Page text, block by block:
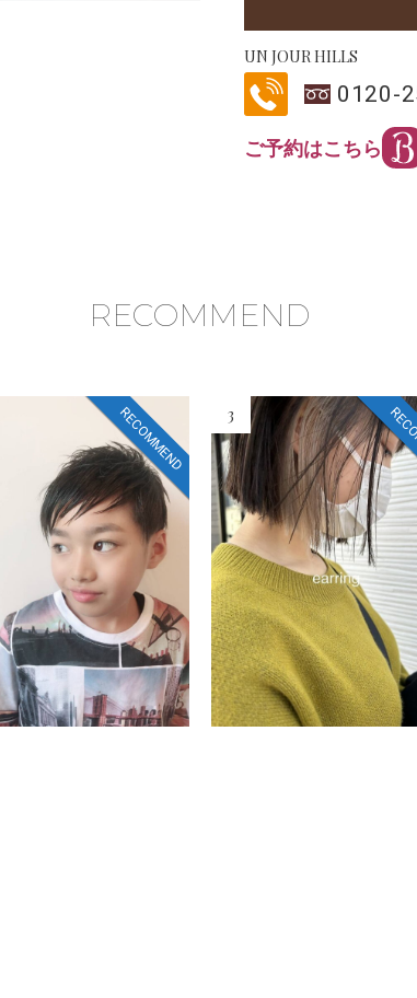
UN JOUR HILLS
0120-
ご予約はこちら
RECOMMEND
RECOMMEND 3